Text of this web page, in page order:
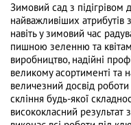
Зимовий сад з підігрівом
найважливіших атрибутів
навіть у зимовий час
пишною зеленню та
виробництво, надійні
великому асортименті та
величезний досвід
скління будь-якої
висококласний результат